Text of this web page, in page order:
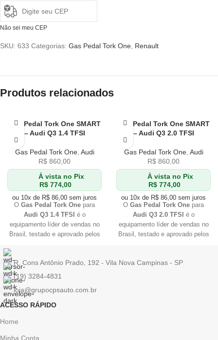
Não sei meu CEP
SKU: 633 Categorias: Gas Pedal Tork One Renault
Produtos relacionados
Gas Pedal Tork One SMART
– Audi Q3 1.4 TFSI
Gas Pedal Tork One, Audi
R$ 860,00
À vista no Pix
R$ 774,00
ou 10x de R$ 86,00 sem juros
O Gas Pedal Tork One para
Audi Q3 1.4 TFSI
é o
equipamento líder de vendas no
Brasil, testado e aprovado pelos
qualidadeeeficiência, Tork
One é a sua melhor escolha. Não
perca tempo e adquira já o seu!
Gas Pedal Tork One SMART
– Audi Q3 2.0 TFSI
Gas Pedal Tork One, Audi
R$ 860,00
À vista no Pix
R$ 774,00
ou 10x de R$ 86,00 sem juros
O Gas Pedal Tork One para
Audi Q3 2.0 TFSI
é o
equipamento líder de vendas no
Brasil, testado e aprovado pelos
qualidadeeeficiência
R. Cons Antônio Prado, 192 - Vila Nova Campinas - SP
(19) 3284-4831
loja@grupocpsauto.com.br
ACESSO RÁPIDO
Home
Minha Conta